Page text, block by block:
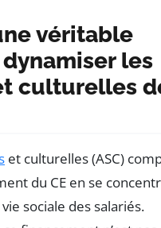
véritable
les
culturelles
et culturelles (ASC)
du CE en se
sociale des salariés.